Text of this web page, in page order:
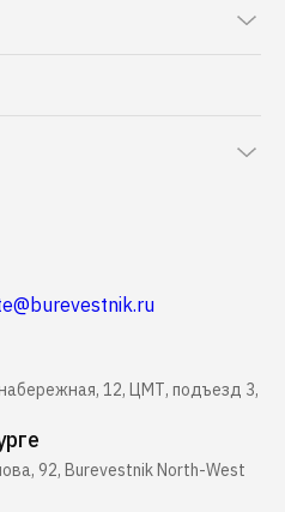
12, ЦМТ, подъезд 3,
92, Burevestnik North-West